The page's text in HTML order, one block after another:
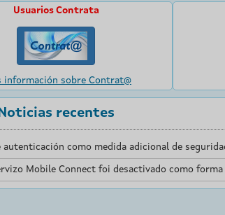
Usuarios Contrata
información sobre Contrat@
recentes
como medida adicional de
Mobile Connect foi desactivado como forma